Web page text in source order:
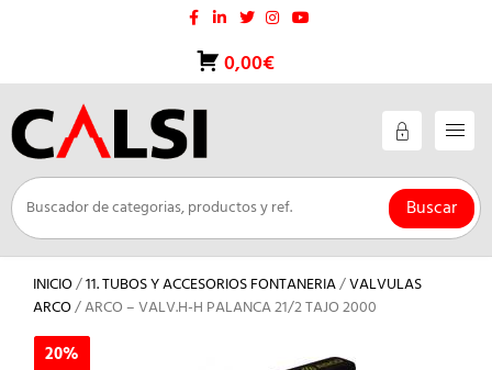
0,00€
Buscar
INICIO/11. TUBOS Y ACCESORIOS FONTANERIA/VALVULAS
ARCO/ ARCO – VALV.H-H PALANCA 21/2 TAJO 2000
20%
20%